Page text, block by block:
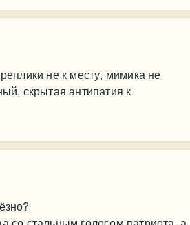
не к месту, мимика не
скрытая антипатия к